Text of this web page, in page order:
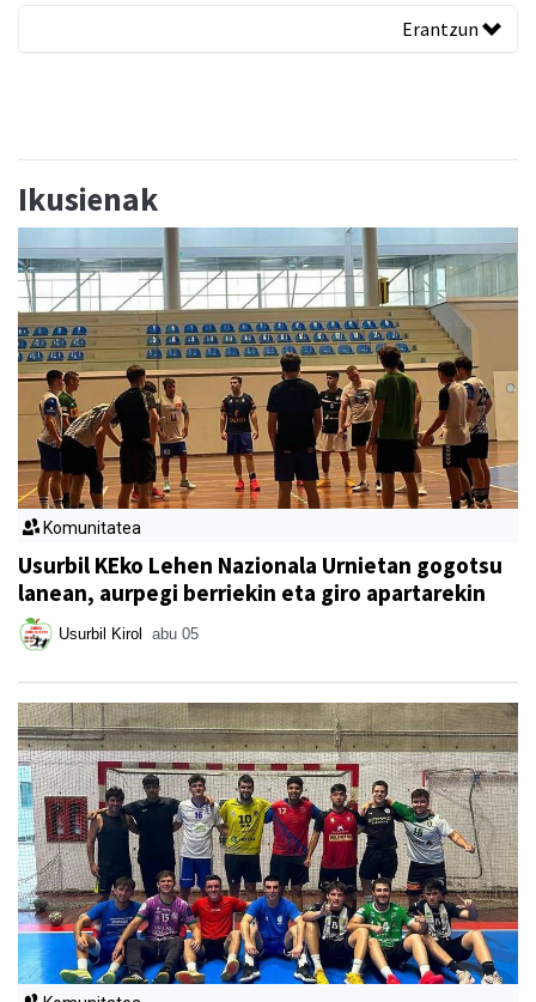
Erantzun
Ikusienak
Komunitatea
Usurbil KEko Lehen Nazionala Urnietan gogotsu
lanean, aurpegi berriekin eta giro apartarekin
Usurbil Kirol abu 05